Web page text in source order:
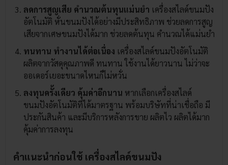
ลดการสูญเสีย คำนวณต้นทุนแม่นยำ เครื่องสไลด์ขนมปัง
อัตโนมัติ หั่นขนมปังได้อย่างมีประสิทธิภาพ ช่วยลดการสูญ
เสียจากเศษขนมปังได้มาก ช่วยลดต้นทุน คำนวณได้แม่นยำ
ทนทาน ทำงานได้ต่อเนื่อง เครื่องสไลด์ขนมปังอัตโนมัติ
ผลิตจากวัสดุคุณภาพดี ทนทาน ใช้งานได้ยาวนาน ไม่ว่าจะ
ออเดอร์เยอะขนาดไหนก็ไม่หวั่น
ลงทุนครั้งเดียว คุ้มค่าอีกนาน หากเลือกเครื่องสไลด์
ขนมปังอัตโนมัติที่ได้มาตรฐาน พร้อมบริษัทที่น่าเชื่อถือ มี
ประกันสินค้า และมีบริการหลังการขาย ผลิตไว ผลิตได้มาก
คุ้มค่าการลงทุน
คำแนะนำก่อนใช้ เครื่องสไลด์ขนมปัง